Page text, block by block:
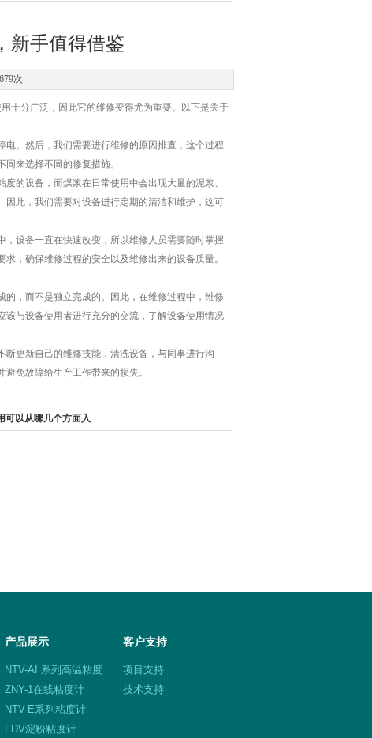
新手值得借鉴
次
十分广泛，因此它的维修变得尤为重要。以下是关于
。然后，我们需要进行维修的原因排查，这个过程
来选择不同的修复措施。
的设备，而煤浆在日常使用中会出现大量的泥浆、
此，我们需要对设备进行定期的清洁和维护，这可
设备一直在快速改变，所以维修人员需要随时掌握
，确保维修过程的安全以及维修出来的设备质量。
，而不是独立完成的。因此，在维修过程中，维修
该与设备使用者进行充分的交流，了解设备使用情况
更新自己的维修技能，清洗设备，与同事进行沟
免故障给生产工作带来的损失。
可以从哪几个方面入
产品展示
NTV-AI 系列高温粘度
计
ZNY-1在线粘度计
NTV-E系列粘度计
FDV淀粉粘度计
客户支持
项目支持
技术支持